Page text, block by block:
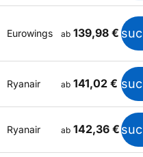
Eurowings ab 139,98 €
Ryanair ab 141,02 €
Ryanair ab 142,36 €